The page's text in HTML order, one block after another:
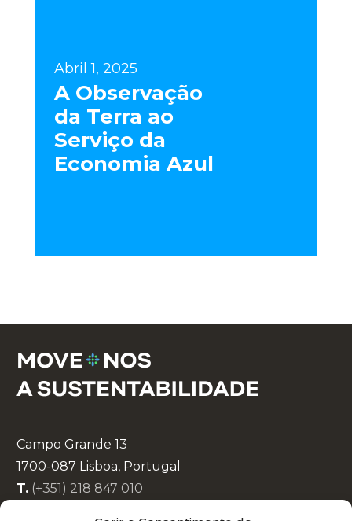
Abril 1, 2025
A Observação
da Terra ao
Serviço da
Economia Azul
Campo Grande 13
1700-087 Lisboa, Portugal
T. (+351) 218 847 010